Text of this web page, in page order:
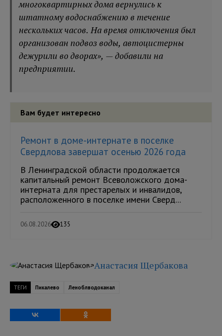
многоквартирных дома вернулись к
штатному водоснабжению в течение
нескольких часов. На время отключения был
организован подвоз воды, автоцистерны
дежурили во дворах», — добавили на
предприятии.
Вам будет интересно
Ремонт в доме-интернате в поселке
Свердлова завершат осенью 2026 года
В Ленинградской области продолжается
капитальный ремонт Всеволожского дома-
интерната для престарелых и инвалидов,
расположенного в поселке имени Сверд...
06.08.2026 135
Анастасия Щербакова
ТЕГИ Пикалево Леноблводоканал